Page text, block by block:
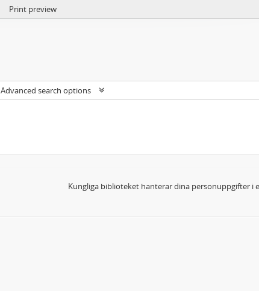
Print preview
Advanced search options
Kungliga biblioteket hanterar dina personuppgifter i